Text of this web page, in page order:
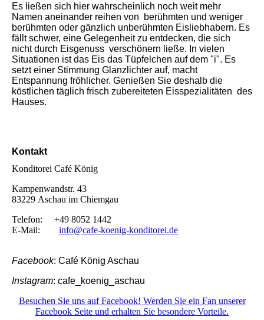
Es ließen sich hier wahrscheinlich noch weit mehr
Namen aneinander reihen von berühmten und weniger
berühmten oder gänzlich unberühmten Eisliebhabern. Es
fällt schwer, eine Gelegenheit zu entdecken, die sich
nicht durch Eisgenuss verschönern ließe. In vielen
Situationen ist das Eis das Tüpfelchen auf dem "i". Es
setzt einer Stimmung Glanzlichter auf, macht
Entspannung fröhlicher. Genießen Sie deshalb die
köstlichen täglich frisch zubereiteten Eisspezialitäten des
Hauses.
Kontakt
Konditorei Café König
Kampenwandstr. 43
83229 Aschau im Chiemgau
Telefon: +49 8052 1442
E-Mail: info@cafe-koenig-konditorei.de
Facebook: Café König Aschau
Instagram: cafe_koenig_aschau
Besuchen Sie uns auf Facebook! Werden Sie ein Fan unserer
Facebook Seite und erhalten Sie besondere Vorteile.